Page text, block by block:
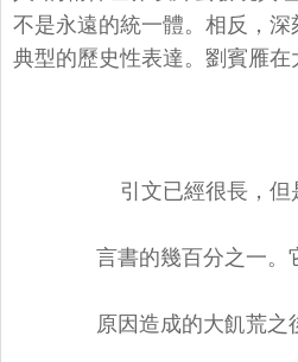
不是永遠的統一體。相反，
典型的歷史性表達。劉賓雁
引文已經很長，
言書的幾百分之一。它
原因造成的大飢荒之